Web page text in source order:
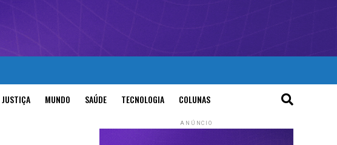
JUSTIÇA MUNDO SAÚDE TECNOLOGIA COLUNAS
ANÚNCIO